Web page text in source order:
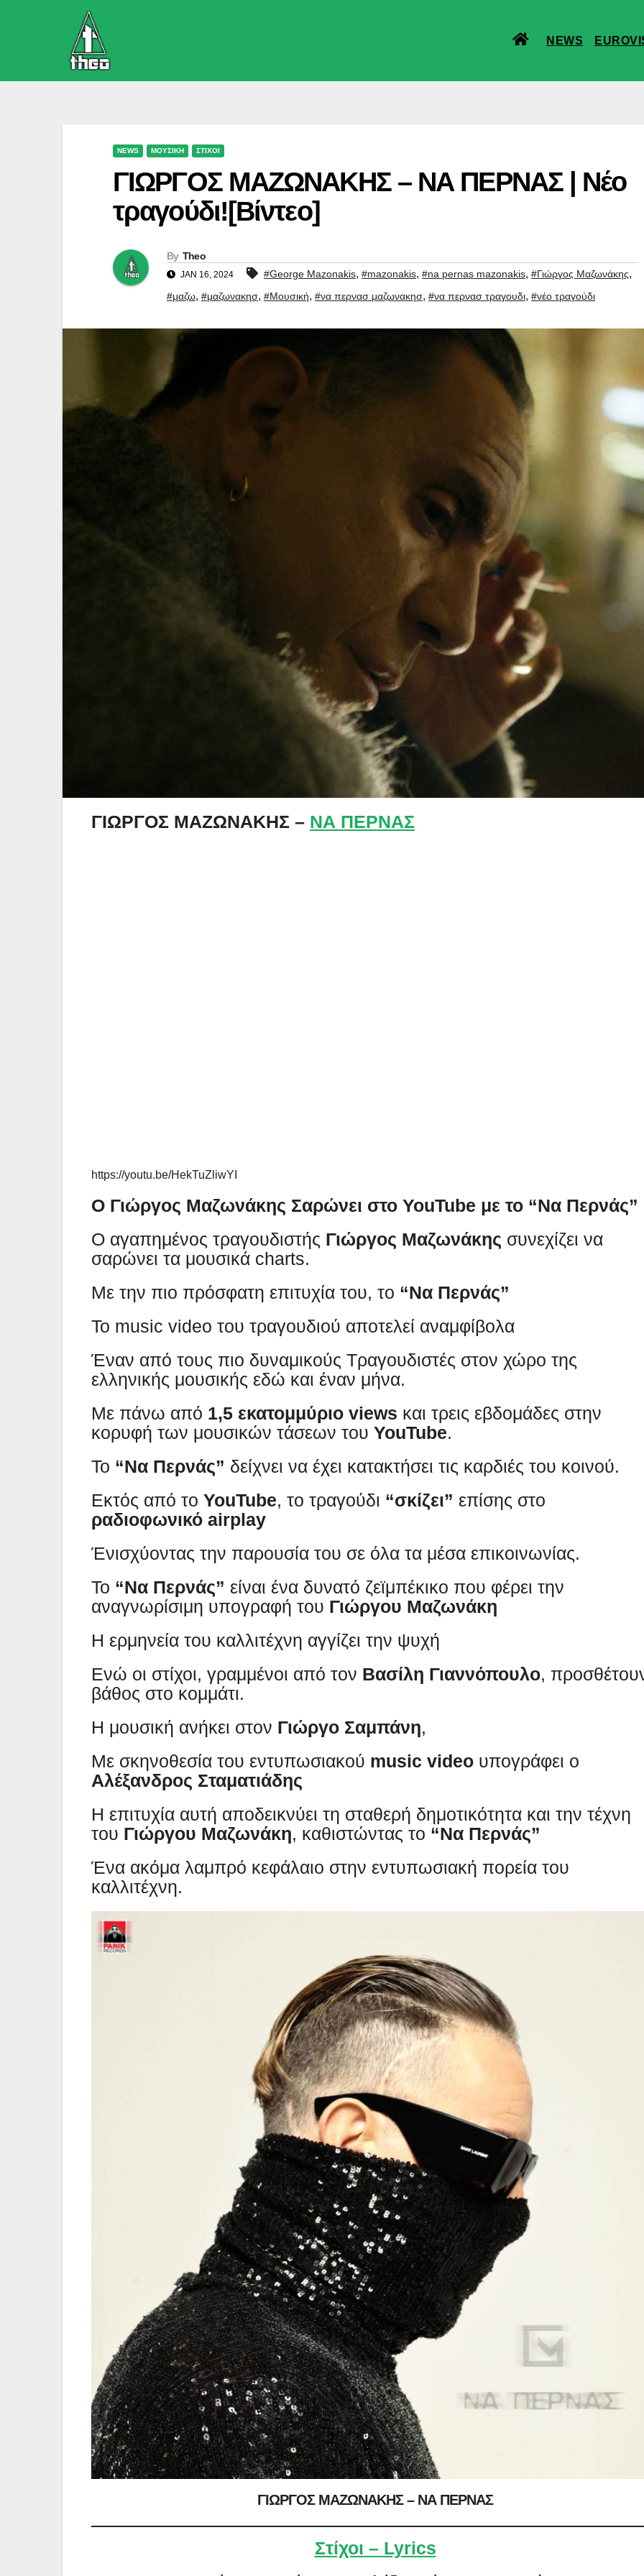
NEWS
NEWS ΜΟΥΣΙΚΗ ΣΤΙΧΟΙ
ΓΙΩΡΓΟΣ ΜΑΖΩΝΑΚΗΣ – ΝΑ ΠΕΡΝΑΣ | Νέο
τραγούδι![Βίντεο]
By Theo
JAN 16, 2024 #George Mazonakis, #mazonakis, #na pernas mazonakis, #Γιώργος Μαζωνάκης,
#μαζω, #μαζωνακησ, #Μουσική, #να περνασ μαζωνακησ, #να περνασ τραγουδι, #νέο τραγούδι
ΓΙΩΡΓΟΣ ΜΑΖΩΝΑΚΗΣ – ΝΑ ΠΕΡΝΑΣ
https://youtu.be/HekTuZliwYI
Ο Γιώργος Μαζωνάκης Σαρώνει στο YouTube με το “Να Περνάς”
Ο αγαπημένος τραγουδιστής Γιώργος Μαζωνάκης συνεχίζει να
σαρώνει τα μουσικά charts.
Με την πιο πρόσφατη επιτυχία του, το “Να Περνάς”
Το music video του τραγουδιού αποτελεί αναμφίβολα
Έναν από τους πιο δυναμικούς Τραγουδιστές στον χώρο της
ελληνικής μουσικής εδώ και έναν μήνα.
Με πάνω από 1,5 εκατομμύριο views και τρεις εβδομάδες στην
κορυφή των μουσικών τάσεων του YouTube.
Το “Να Περνάς” δείχνει να έχει κατακτήσει τις καρδιές του κοινού.
Εκτός από το YouTube, το τραγούδι “σκίζει” επίσης στο
ραδιοφωνικό airplay
Ένισχύοντας την παρουσία του σε όλα τα μέσα επικοινωνίας.
Το “Να Περνάς” είναι ένα δυνατό ζεϊμπέκικο που φέρει την
αναγνωρίσιμη υπογραφή του Γιώργου Μαζωνάκη
Η ερμηνεία του καλλιτέχνη αγγίζει την ψυχή
Ενώ οι στίχοι, γραμμένοι από τον Βασίλη Γιαννόπουλο,
βάθος στο κομμάτι.
Η μουσική ανήκει στον Γιώργο Σαμπάνη,
Με σκηνοθεσία του εντυπωσιακού music video υπογράφει ο
Αλέξανδρος Σταματιάδης
Η επιτυχία αυτή αποδεικνύει τη σταθερή δημοτικότητα και την τέχνη
του Γιώργου Μαζωνάκη, καθιστώντας το “Να Περνάς”
Ένα ακόμα λαμπρό κεφάλαιο στην εντυπωσιακή πορεία του
καλλιτέχνη.
ΓΙΩΡΓΟΣ ΜΑΖΩΝΑΚΗΣ – ΝΑ ΠΕΡΝΑΣ
Στίχοι – Lyrics